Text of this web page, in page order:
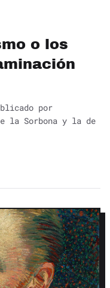
o los
por
la Sorbona y la de